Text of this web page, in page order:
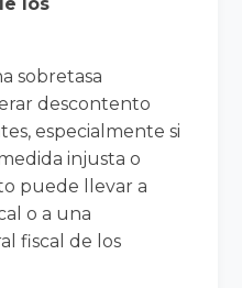
sobretasa
descontento
especialmente si
injusta o
puede llevar a
o a una
fiscal de los